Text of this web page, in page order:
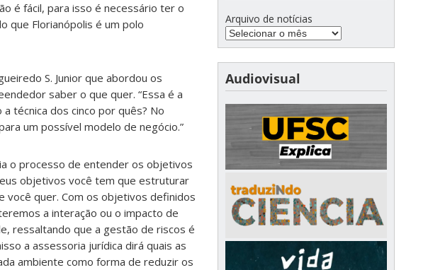
é fácil, para isso é necessário ter o
que Florianópolis é um polo
S. Junior que abordou os
saber o que quer. “Essa é a
técnica dos cinco por quês? No
um possível modelo de negócio.”
o processo de entender os objetivos
objetivos você tem que estruturar
você quer. Com os objetivos definidos
a interação ou o impacto de
ressaltando que a gestão de riscos é
a assessoria jurídica dirá quais as
ambiente como forma de reduzir os
Arquivo de notícias
Audiovisual